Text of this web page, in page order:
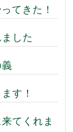
てきた！
した
す！
てくれま